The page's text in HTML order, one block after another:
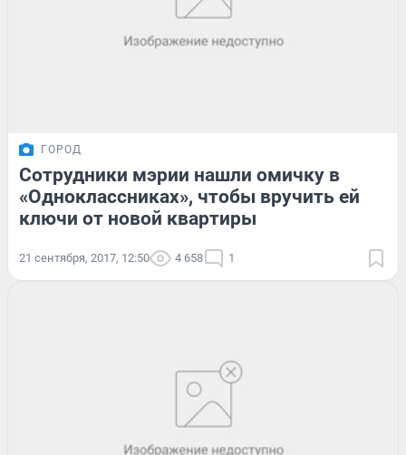
ГОРОД
Сотрудники мэрии нашли омичку в
«Одноклассниках», чтобы вручить ей
ключи от новой квартиры
21 сентября, 2017, 12:50 4 658 1